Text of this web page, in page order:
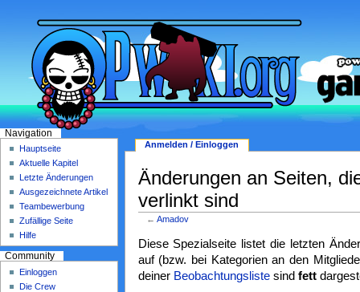
Änderungen an Seiten,
verlinkt sind
←Amadov
Diese Spezialseite listet die letzten
auf (bzw. bei Kategorien an den
deiner Beobachtungslistesind fett
Anmelden / Einloggen
Navigation
Hauptseite
Aktuelle Kapitel
Letzte Änderungen
Ausgezeichnete Artikel
Teambewerbung
Zufällige Seite
Hilfe
Community
Einloggen
Die Crew